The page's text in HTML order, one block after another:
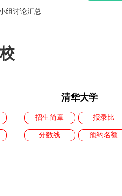
组讨论汇总
清华大学
招生简章 报录比
分数线 预约名额